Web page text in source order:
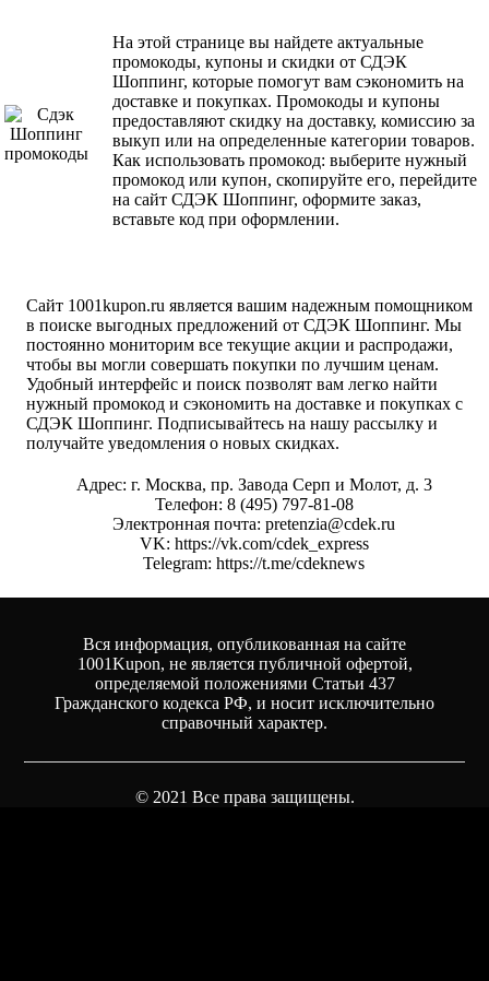
На этой странице вы найдете актуальные
промокоды, купоны и скидки от СДЭК
Шоппинг, которые помогут вам сэкономить на
доставке и покупках. Промокоды и купоны
предоставляют скидку на доставку, комиссию за
выкуп или на определенные категории товаров.
Как использовать промокод: выберите нужный
промокод или купон, скопируйте его, перейдите
на сайт СДЭК Шоппинг, оформите заказ,
вставьте код при оформлении.
Сайт 1001kupon.ru является вашим надежным помощником
в поиске выгодных предложений от СДЭК Шоппинг. Мы
постоянно мониторим все текущие акции и распродажи,
чтобы вы могли совершать покупки по лучшим ценам.
Удобный интерфейс и поиск позволят вам легко найти
нужный промокод и сэкономить на доставке и покупках с
СДЭК Шоппинг. Подписывайтесь на нашу рассылку и
получайте уведомления о новых скидках.
Адрес: г. Москва, пр. Завода Серп и Молот, д. 3
Телефон: 8 (495) 797-81-08
Электронная почта: pretenzia@cdek.ru
VK: https://vk.com/cdek_express
Telegram: https://t.me/cdeknews
Вся информация, опубликованная на сайте
1001Kupon, не является публичной офертой,
определяемой положениями Статьи 437
Гражданского кодекса РФ, и носит исключительно
справочный характер.
© 2021 Все права защищены.